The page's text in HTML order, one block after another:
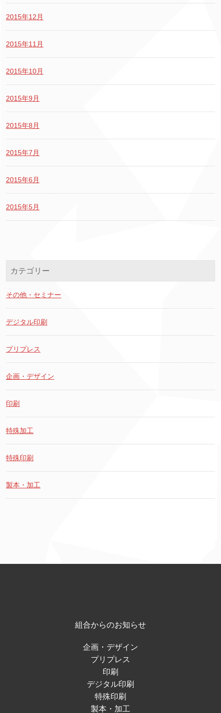
2015年12月
2015年11月
2015年10月
2015年9月
2015年8月
2015年7月
2015年6月
2015年5月
カテゴリー
その他・セミナー
デジタル印刷
プリプレス
企画・デザイン
印刷
特殊加工
特殊印刷
製本・加工
組合からのお知らせ
企画・デザイン
プリプレス
印刷
デジタル印刷
特殊印刷
製本・加工